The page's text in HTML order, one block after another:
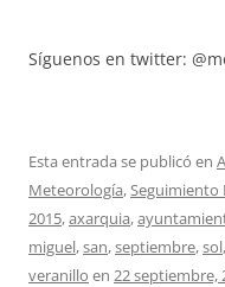
Síguenos en twitter:
Esta entrada se publicó en
Meteorología,Seguimiento
2015,axarquia,
miguel,san,septiembre,sol,
veranillo en 22 septiembre,